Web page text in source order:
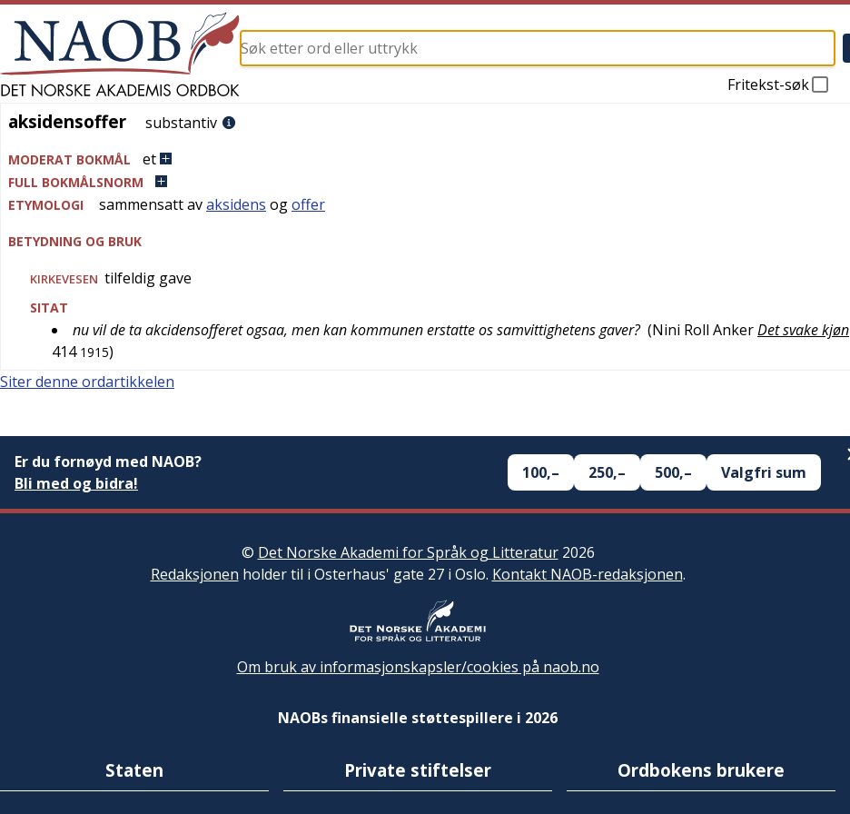
Fritekst-søk
aksidensoffer
aksidensoffer substantiv
MODERAT BOKMÅL et
FULL BOKMÅLSNORM
ETYMOLOGI
sammensatt avaksidens ogoffer
BETYDNING OG BRUK
KIRKEVESEN tilfeldig gave
SITAT
nu vil de ta akcidensofferet ogsaa, men kan kommunen erstatte os samvittighetens gaver? (Nini Roll AnkerDet svake kjøn
414 1915)
Siter denne ordartikkelen
Er du fornøyd med NAOB?
Bli med og bidra!
100,– 250,– 500,– Valgfri sum
© Det Norske Akademi for Språk og Litteratur2026
Redaksjonen holder til i Osterhaus' gate 27 i Oslo. Kontakt NAOB-redaksjonen.
Om bruk av informasjonskapsler/cookies på naob.no
NAOBs finansielle støttespillere i 2026
Staten Private stiftelser Ordbokens brukere